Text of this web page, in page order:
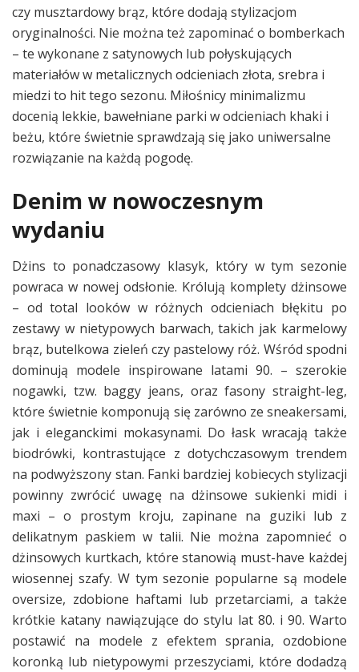
czy musztardowy brąz, które dodają stylizacjom
oryginalności. Nie można też zapominać o bomberkach
– te wykonane z satynowych lub połyskujących
materiałów w metalicznych odcieniach złota, srebra i
miedzi to hit tego sezonu. Miłośnicy minimalizmu
docenią lekkie, bawełniane parki w odcieniach khaki i
beżu, które świetnie sprawdzają się jako uniwersalne
rozwiązanie na każdą pogodę.
Denim w nowoczesnym
wydaniu
Dżins to ponadczasowy klasyk, który w tym sezonie
powraca w nowej odsłonie. Królują komplety dżinsowe
– od total looków w różnych odcieniach błękitu po
zestawy w nietypowych barwach, takich jak karmelowy
brąz, butelkowa zieleń czy pastelowy róż. Wśród spodni
dominują modele inspirowane latami 90. – szerokie
nogawki, tzw. baggy jeans, oraz fasony straight-leg,
które świetnie komponują się zarówno ze sneakersami,
jak i eleganckimi mokasynami. Do łask wracają także
biodrówki, kontrastujące z dotychczasowym trendem
na podwyższony stan. Fanki bardziej kobiecych stylizacji
powinny zwrócić uwagę na dżinsowe sukienki midi i
maxi – o prostym kroju, zapinane na guziki lub z
delikatnym paskiem w talii. Nie można zapomnieć o
dżinsowych kurtkach, które stanowią must-have każdej
wiosennej szafy. W tym sezonie popularne są modele
oversize, zdobione haftami lub przetarciami, a także
krótkie katany nawiązujące do stylu lat 80. i 90. Warto
postawić na modele z efektem sprania, ozdobione
koronką lub nietypowymi przeszyciami, które dodadzą